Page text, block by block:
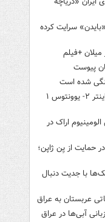
سرایت کرده
+فیلم
پیوست
شده است
دیدار دوستانه اما جدی؛ اینتر ۲- یوونتوس ۱
اراک در
حمایت از یِن ژاپن؛
با جدیت دنبال
عربستان به عراق